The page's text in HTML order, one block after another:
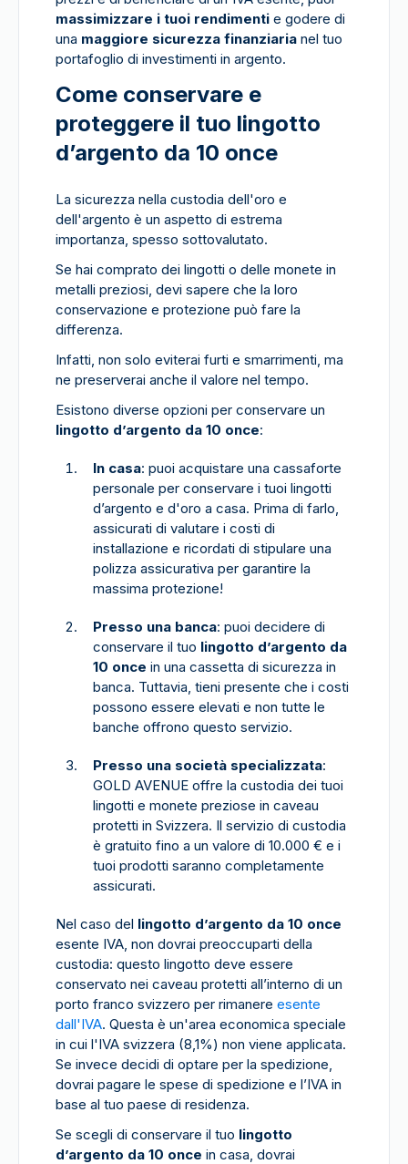
massimizzare i tuoi rendimenti e godere di
una maggiore sicurezza finanziaria nel tuo
portafoglio di investimenti in argento.
Come conservare e
proteggere il tuo lingotto
d’argento da 10 once
La sicurezza nella custodia dell'oro e
dell'argento è un aspetto di estrema
importanza, spesso sottovalutato.
Se hai comprato dei lingotti o delle monete in
metalli preziosi, devi sapere che la loro
conservazione e protezione può fare la
differenza.
Infatti, non solo eviterai furti e smarrimenti, ma
ne preserverai anche il valore nel tempo.
Esistono diverse opzioni per conservare un
lingotto d’argento da 10 once:
In casa: puoi acquistare una cassaforte
personale per conservare i tuoi lingotti
d’argento e d'oro a casa. Prima di farlo,
assicurati di valutare i costi di
installazione e ricordati di stipulare una
polizza assicurativa per garantire la
massima protezione!
Presso una banca: puoi decidere di
conservare il tuo lingotto d’argento da
10 once in una cassetta di sicurezza in
banca. Tuttavia, tieni presente che i costi
possono essere elevati e non tutte le
banche offrono questo servizio.
Presso una società specializzata:
GOLD AVENUE offre la custodia dei tuoi
lingotti e monete preziose in caveau
protetti in Svizzera. Il servizio di custodia
è gratuito fino a un valore di 10.000 € e i
tuoi prodotti saranno completamente
assicurati.
Nel caso del lingotto d’argento da 10 once
esente IVA, non dovrai preoccuparti della
custodia: questo lingotto deve essere
conservato nei caveau protetti all’interno di un
porto franco svizzero per rimanere esente
dall'IVA. Questa è un'area economica speciale
in cui l'IVA svizzera (8,1%) non viene applicata.
Se invece decidi di optare per la spedizione,
dovrai pagare le spese di spedizione e l’IVA in
base al tuo paese di residenza.
Se scegli di conservare il tuo lingotto
d’argento da 10 once in casa, dovrai